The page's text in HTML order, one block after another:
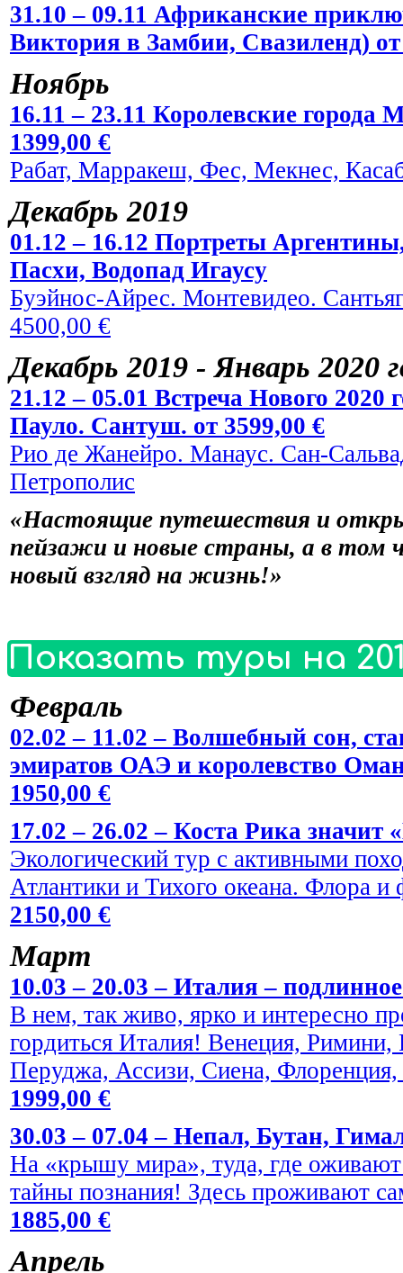
31.10 – 09.11 Африканские
Виктория в Замбии, Свазиленд) от
Ноябрь
16.11 – 23.11 Королевские
1399,00 €
Рабат, Марракеш, Фес, Мекнес,
Декабрь 2019
01.12 – 16.12 Портреты
Пасхи, Водопад Игаусу
Буэйнос-Айрес. Монтевидео.
4500,00 €
Декабрь 2019 - Январь 2020
21.12 – 05.01 Встреча Нового
Пауло. Сантуш. от 3599,00 €
Рио де Жанейро. Манаус. Сан-
Петрополис
«Настоящие путешествия и
пейзажи и новые страны, а в том
новый взгляд на жизнь!»
Показать туры на
Февраль
02.02 – 11.02 – Волшебный сон,
эмиратов ОАЭ и королевство
1950,00 €
17.02 – 26.02 – Коста Рика значит
Экологический тур с активными
Атлантики и Тихого океана. Флора
2150,00 €
Maрт
10.03 – 20.03 – Италия –
В нем, так живо, ярко и интересно
гордиться Италия! Венеция,
Перуджа, Ассизи, Сиена,
1999,00 €
30.03 – 07.04 – Непал, Бутан,
На «крышу мира», туда, где
тайны познания! Здесь проживают
1885,00 €
Aпрель